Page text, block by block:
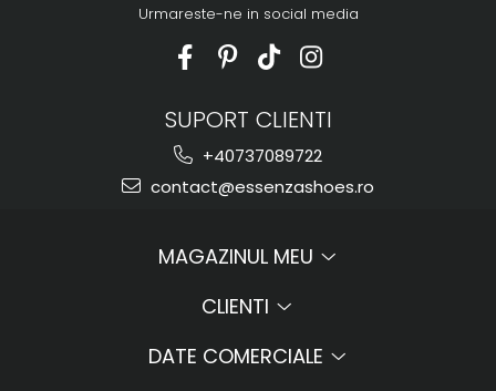
Urmareste-ne in social media
SUPORT CLIENTI
+40737089722
contact@essenzashoes.ro
MAGAZINUL MEU
CLIENTI
DATE COMERCIALE